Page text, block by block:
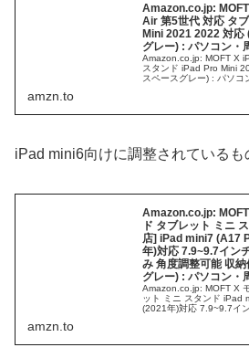
Amazon.co.jp:
Air 第5世代 対応 タ
Mini 2021 2022 対応
グレー) : パソコン・
Amazon.co.jp: MOFT X
スタンド iPad Pro Mini
スペースグレー) : パソコ
amzn.to
iPad mini6向けに調整されているも
Amazon.co.jp:
ド タブレット ミニ
店] iPad mini7 (A17
年)対応 7.9~9.7イン
み 角度調整可能 収
グレー) : パソコン・
Amazon.co.jp: MOFT X
ット ミニ スタンド iPad
(2021年)対応 7.9~9.7イ
amzn.to